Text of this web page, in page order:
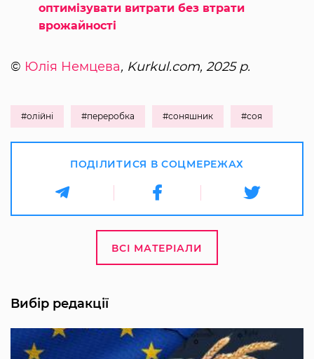
оптимізувати витрати без втрати
врожайності
© Юлія Немцева, Kurkul.com, 2025 р.
#олійні #переробка #соняшник #соя
ПОДІЛИТИСЯ В СОЦМЕРЕЖАХ
ВСІ МАТЕРІАЛИ
Вибір редакції